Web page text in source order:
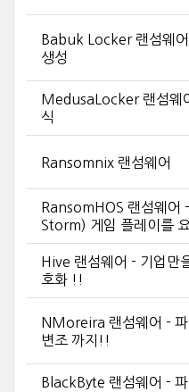
Babuk Locker 랜섬웨
생성
MedusaLocker 랜섬웨
식
Ransomnix 랜섬웨어
RansomHOS 랜섬웨
Storm) 게임 플레이를
Hive 랜섬웨어 - 기업만
호화 !!
NMoreira 랜섬웨어 -
변조 까지!!
BlackByte 랜섬웨어 -